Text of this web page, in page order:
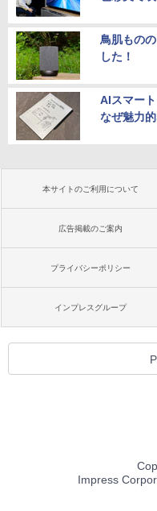
鳥肌もの
した！
AIスマー
なぜ魅力
本サイトのご利用について
広告掲載のご案内
プライバシーポリシー
インプレスグループ
Impress